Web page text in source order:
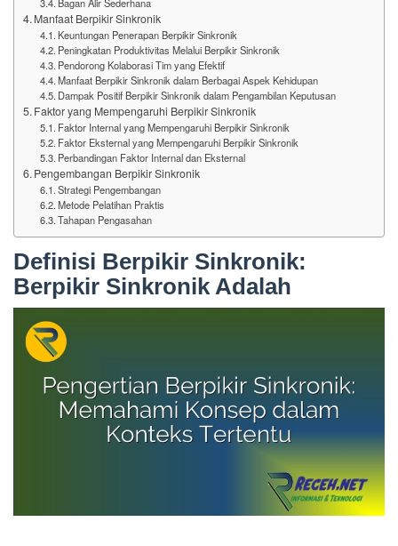
Manfaat Berpikir Sinkronik
Keuntungan Penerapan Berpikir Sinkronik
Peningkatan Produktivitas Melalui Berpikir Sinkronik
Pendorong Kolaborasi Tim yang Efektif
Manfaat Berpikir Sinkronik dalam Berbagai Aspek Kehidupan
Dampak Positif Berpikir Sinkronik dalam Pengambilan Keputusan
Faktor yang Mempengaruhi Berpikir Sinkronik
Faktor Internal yang Mempengaruhi Berpikir Sinkronik
Faktor Eksternal yang Mempengaruhi Berpikir Sinkronik
Perbandingan Faktor Internal dan Eksternal
Pengembangan Berpikir Sinkronik
Strategi Pengembangan
Metode Pelatihan Praktis
Tahapan Pengasahan
Definisi Berpikir Sinkronik:
Berpikir Sinkronik Adalah